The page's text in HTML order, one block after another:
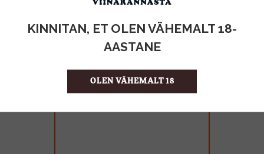
KINNITAN, ET OLEN VÄHEMALT 18-
AASTANE
OLEN VÄHEMALT 18
Bols Cacao White 24% 70cl
MAHT
0.70L
TOOTE LIIK
Liköör